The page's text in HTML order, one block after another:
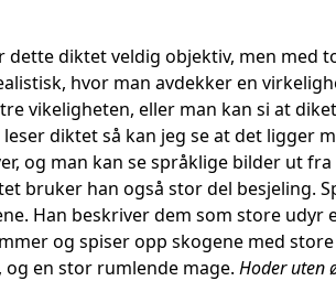
dette diktet veldig objektiv, men med
hvor man avdekker en
vikeligheten, eller man kan si at
diktet så kan jeg se at det ligger
og man kan se språklige bilder ut fra
bruker han også stor del besjeling.
Han beskriver dem som store udyr
og spiser opp skogene med
og en stor rumlende mage. Hoder uten